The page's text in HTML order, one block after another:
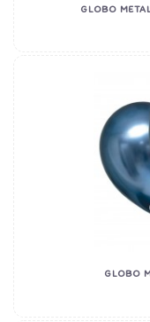
GLOBO
GLOBO